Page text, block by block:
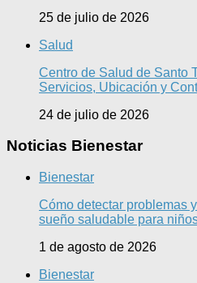
25 de julio de 2026
Salud
Centro de Salud de Santo
Servicios, Ubicación y
24 de julio de 2026
Noticias Bienestar
Bienestar
Cómo detectar problemas
sueño saludable para
1 de agosto de 2026
Bienestar